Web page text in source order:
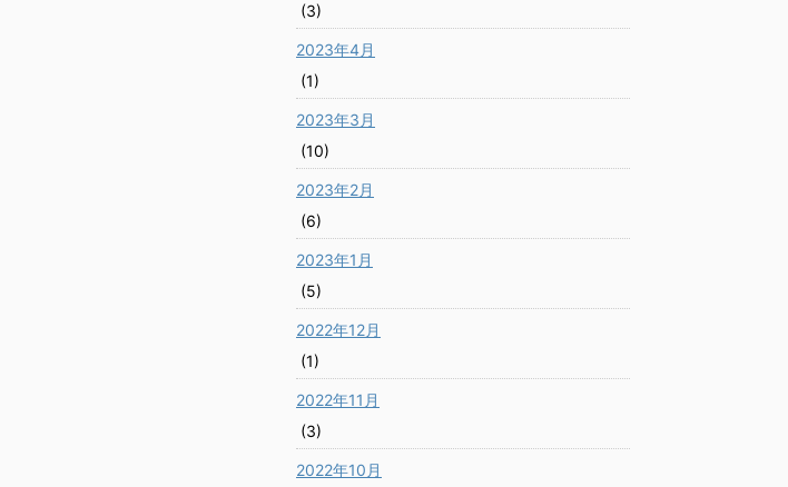
(3)
2023年4月
(1)
2023年3月
(10)
2023年2月
(6)
2023年1月
(5)
2022年12月
(1)
2022年11月
(3)
2022年10月